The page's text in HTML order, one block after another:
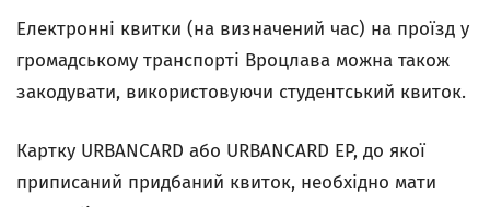
Електронні квитки (на визначений час) на проїзд у
громадському транспорті Вроцлава можна також
закодувати, використовуючи студентський квиток.
Картку URBANCARD або URBANCARD EP, до якої
приписаний придбаний квиток, необхідно мати